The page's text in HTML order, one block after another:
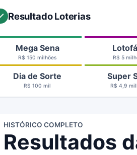
Resultado Loterias
Mega Sena
R$ 150 milhões R$ 5
Dia de Sorte
R$ 100 mil
Super
R$ 4,9
HISTÓRICO COMPLETO
Resultados